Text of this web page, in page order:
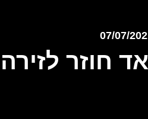
07/07/
חוזר